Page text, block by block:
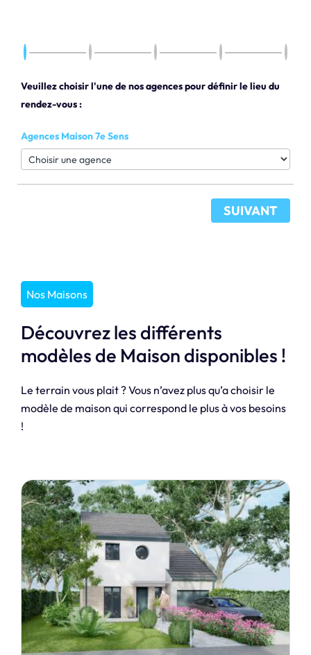
Veuillez choisir l'une de nos agences pour définir le lieu du
rendez-vous :
Agences Maison 7e Sens
SUIVANT
Nos Maisons
Découvrez les différents
modèles de Maison disponibles !
Le terrain vous plait ? Vous n’avez plus qu’a choisir le
modèle de maison qui correspond le plus à vos besoins
!